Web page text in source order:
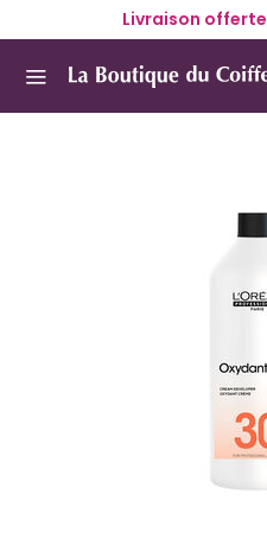
Livraison offerte